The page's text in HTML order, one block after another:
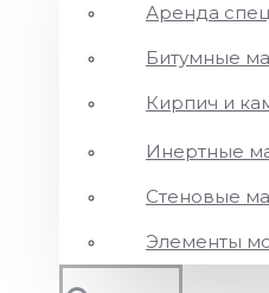
Аренда
Битумные
Кирпич и
Инертные
Стеновые
Элементы